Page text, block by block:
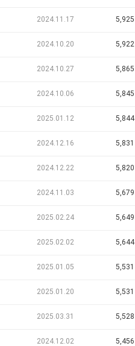
2024.11.17 5,925
2024.10.20 5,922
2024.10.27 5,865
2024.10.06 5,845
2025.01.12 5,844
2024.12.16 5,831
2024.12.22 5,820
2024.11.03 5,679
2025.02.24 5,649
2025.02.02 5,644
2025.01.05 5,531
2025.01.20 5,531
2025.03.31 5,528
2024.12.02 5,456